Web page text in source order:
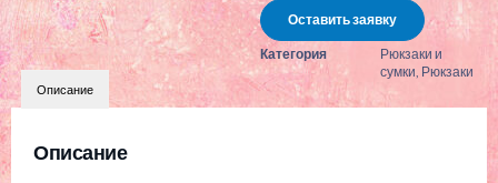
Оставить заявку
Категория
Рюкзаки и
сумки Рюкзаки
Описание
Описание